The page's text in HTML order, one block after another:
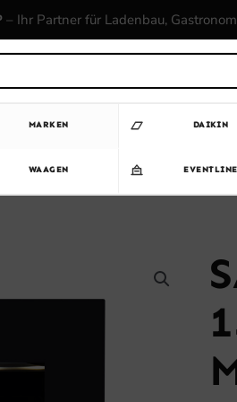
– Ihr Partner für Ladenbau,
MARKEN DAIKIN
WAAGEN EVENTLINE